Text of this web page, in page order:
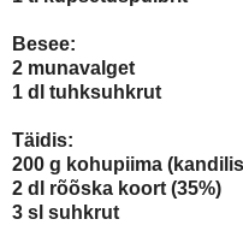
Besee:
2 munavalget
1 dl tuhksuhkrut
Täidis:
200 g kohupiima
2 dl rõõska koort (35%)
3 sl suhkrut